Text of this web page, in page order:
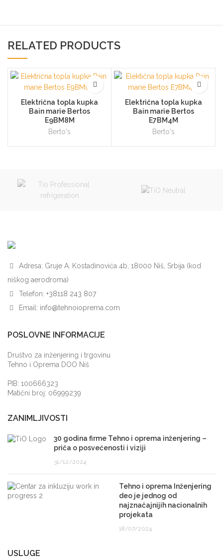
RELATED PRODUCTS
Električna topla kupka
Bain marie Bertos
E9BM8M
Berto's
Električna topla kupka
Bain marie Bertos
E7BM4M
Berto's
Adresa: Gruje A. Kostadinovića 4b, 18000 Niš, Srbija (kod
niškog aerodroma)
Telefon: +38118 243 807
Email: info@tehnoioprema.com
POSLOVNE INFORMACIJE
Društvo za inženjering i trgovinu
Tehno i Oprema DOO Niš
PIB: 100666323
Matični broj: 06999239
ZANIMLJIVOSTI
30 godina firme Tehno i oprema inženjering –
priča o posvećenosti i viziji
31/12/2024
Tehno i oprema Inženjering
deo je jednog od
najznačajnijih nacionalnih
projekata
18/07/2024
USLUGE